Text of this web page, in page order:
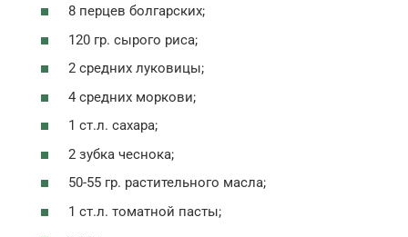
8 перцев болгарских;
120 гр. сырого риса;
2 средних луковицы;
4 средних моркови;
1 ст.л. сахара;
2 зубка чеснока;
50-55 гр. растительного масла;
1 ст.л. томатной пасты;